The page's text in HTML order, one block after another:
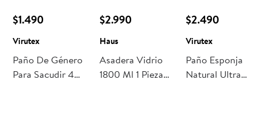
$1.490
Virutex
Paño De Género
Para Sacudir 405
$2.990
Haus
Asadera Vidrio
1800 Ml 1 Pieza
$2.490
Virutex
Paño Esponja
Natural Ultra